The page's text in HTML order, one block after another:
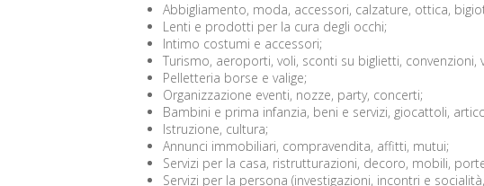
Abbigliamento, moda, accessori, calzature, ottica,
Lenti e prodotti per la cura degli occhi;
Intimo costumi e accessori;
Turismo, aeroporti, voli, sconti su biglietti,
Pelletteria borse e valige;
Organizzazione eventi, nozze, party, concerti;
Bambini e prima infanzia, beni e servizi, giocattoli,
Istruzione, cultura;
Annunci immobiliari, compravendita, affitti, mutui;
Servizi per la casa, ristrutturazioni, decoro, mobili,
Servizi per la persona (investigazioni, incontri e